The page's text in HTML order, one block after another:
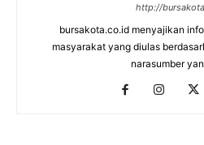
http://
bursakota.co.id menyajikan
masyarakat yang diulas
narasumber